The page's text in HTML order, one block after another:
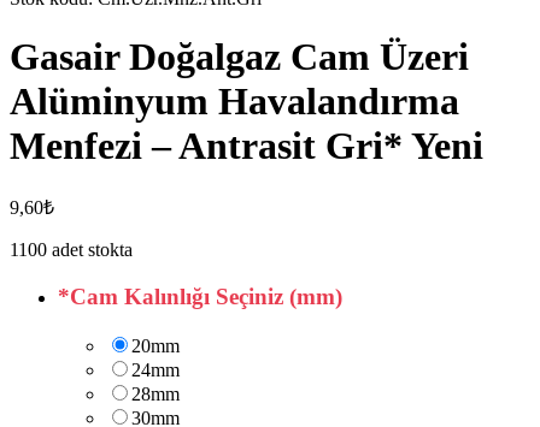
Gasair Doğalgaz Cam Üzeri
Alüminyum Havalandırma
Menfezi – Antrasit Gri* Yeni
9,60₺
1100 adet stokta
*Cam Kalınlığı Seçiniz (mm)
20mm
24mm
28mm
30mm